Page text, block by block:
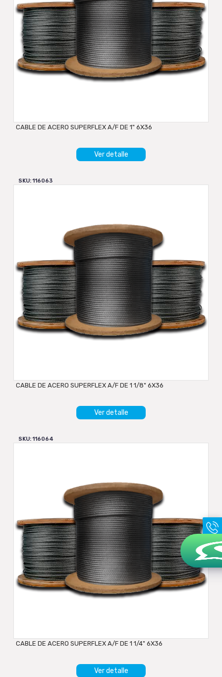
CABLE DE ACERO SUPERFLEX A/F DE 1" 6X36
Ver detalle
SKU: 116063
CABLE DE ACERO SUPERFLEX A/F DE 1 1/8" 6X36
Ver detalle
SKU: 116064
CABLE DE ACERO SUPERFLEX A/F DE 1 1/4" 6X36
Ver detalle